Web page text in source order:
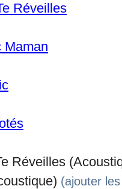
Réveilles
Maman
Réveilles
(ajouter